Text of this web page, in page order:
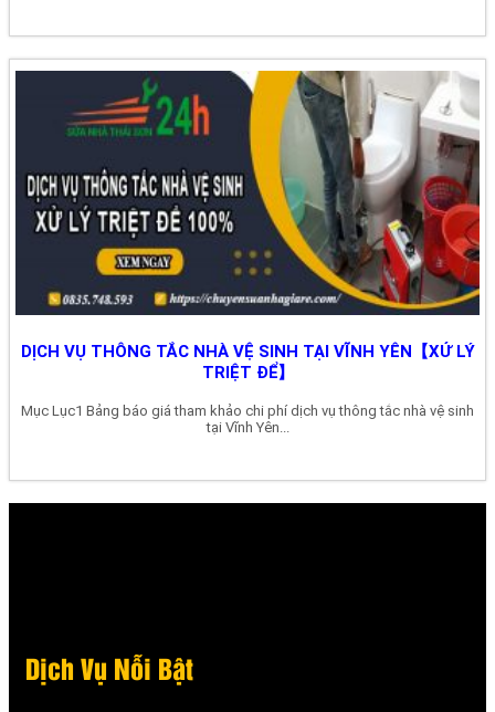
DỊCH VỤ THÔNG TẮC NHÀ VỆ SINH TẠI VĨNH YÊN【XỬ LÝ
TRIỆT ĐỂ】
Mục Lục1 Bảng báo giá tham khảo chi phí dịch vụ thông tắc nhà vệ sinh
tại Vĩnh Yên...
Dịch Vụ Nỗi Bật